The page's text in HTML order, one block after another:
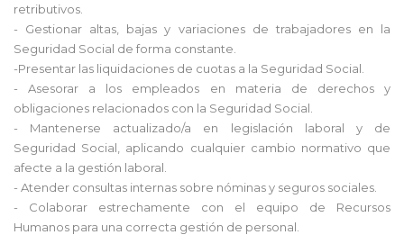
retributivos.
- Gestionar altas, bajas y variaciones de trabajadores en la
Seguridad Social de forma constante.
-Presentar las liquidaciones de cuotas a la Seguridad Social.
- Asesorar a los empleados en materia de derechos y
obligaciones relacionados con la Seguridad Social.
- Mantenerse actualizado/a en legislación laboral y de
Seguridad Social, aplicando cualquier cambio normativo que
afecte a la gestión laboral.
- Atender consultas internas sobre nóminas y seguros sociales.
- Colaborar estrechamente con el equipo de Recursos
Humanos para una correcta gestión de personal.